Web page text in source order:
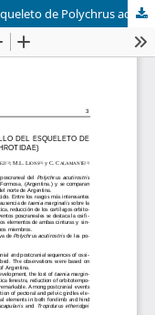
Biología reproductiva y desarrollo del esqueleto de Polychrus acutirostris (Iguania, Polychrotidae)